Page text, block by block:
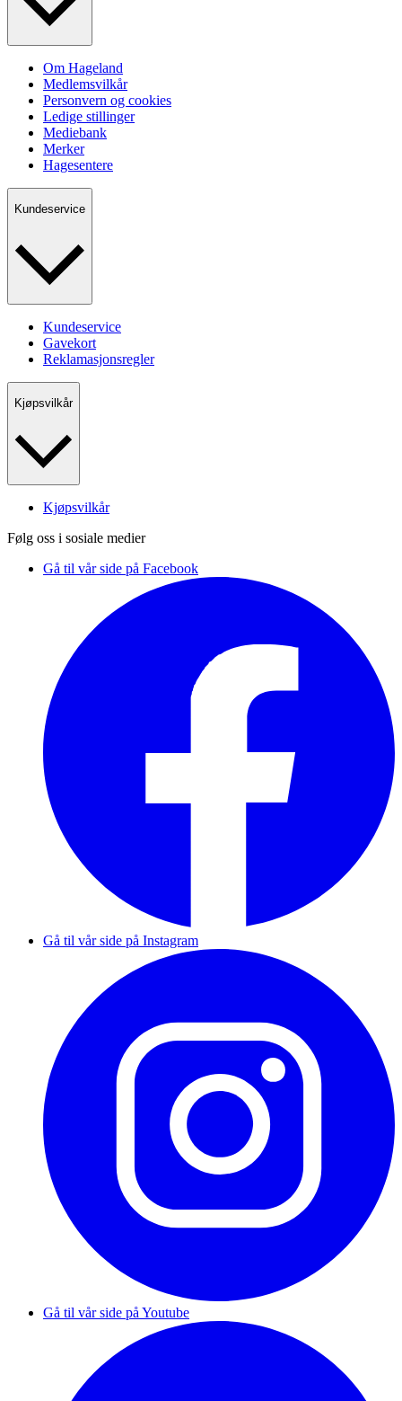
Om Hageland
Medlemsvilkår
Personvern og cookies
Ledige stillinger
Mediebank
Merker
Hagesentere
Kundeservice
Kundeservice
Gavekort
Reklamasjonsregler
Kjøpsvilkår
Kjøpsvilkår
Følg oss i sosiale medier
Gå til vår side på Facebook
Gå til vår side på Instagram
Gå til vår side på Youtube